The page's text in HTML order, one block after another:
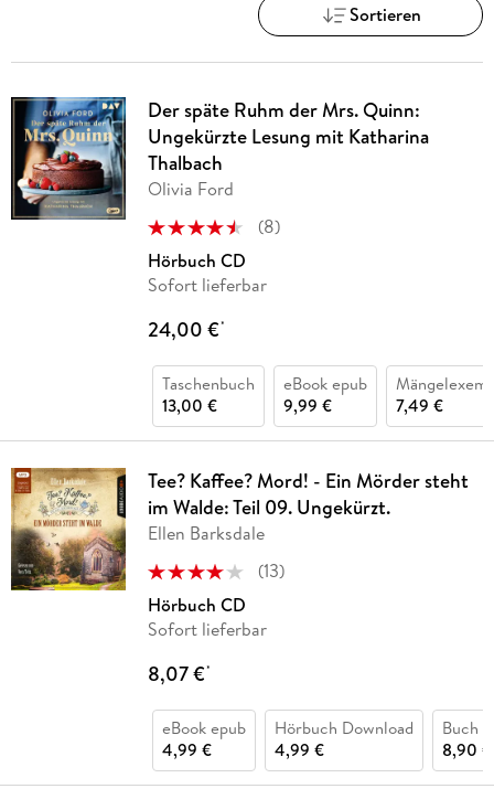
Sortieren
Der späte Ruhm der Mrs. Quinn:
Ungekürzte Lesung mit Katharina
Thalbach
Olivia Ford
(8)
Hörbuch CD
Sofort lieferbar
24,00 €*
Taschenbuch
13,00 €
eBook epub
9,99 €
7,49 €
Tee? Kaffee? Mord! - Ein Mörder steht
im Walde: Teil 09. Ungekürzt.
Ellen Barksdale
(13)
Hörbuch CD
Sofort lieferbar
8,07 €*
eBook epub
4,99 €
Hörbuch Download
4,99 €
Buch
8,90 €